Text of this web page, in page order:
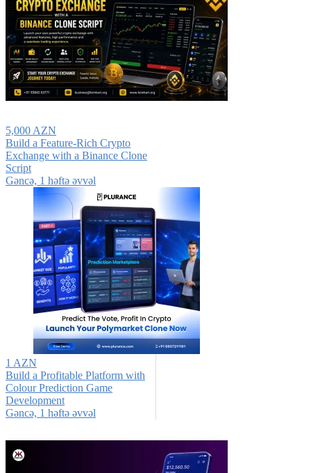
5,000 AZN
Build a Feature-Rich Crypto
Exchange with a Binance Clone
Script
Gǝncǝ, 1 həftə əvvəl
1 AZN
Build a Profitable Platform with
Colour Prediction Game
Development
Gǝncǝ, 1 həftə əvvəl